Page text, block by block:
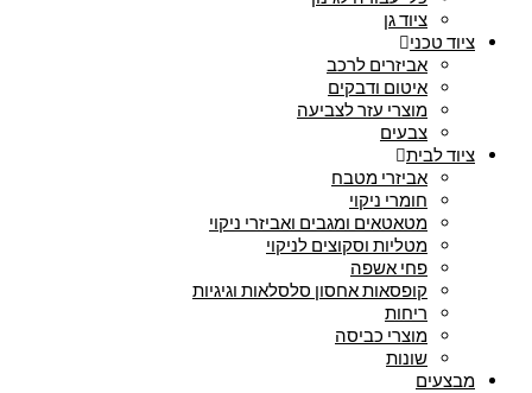
ציוד גן
ציוד טכני
אביזרים לרכב
איטום ודבקים
מוצרי עזר לצביעה
צבעים
ציוד לבית
אביזרי מטבח
חומרי ניקוי
מטאטאים ומגבים ואביזרי ניקוי
מטליות וסקוצים לניקוי
פחי אשפה
קופסאות אחסון סלסלאות וגיגיות
ריחות
מוצרי כביסה
שונות
מבצעים